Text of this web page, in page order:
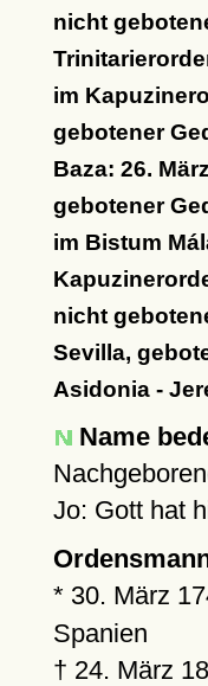
nicht
im
gebotener
Baza: 26. März
gebotener
im Bistum
nicht
Sevilla,
Asidonia -
Name
Jo: Gott hat
* 30. März
Spanien
† 24. März